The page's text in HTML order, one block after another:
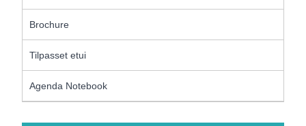
Brochure
Tilpasset etui
Agenda Notebook